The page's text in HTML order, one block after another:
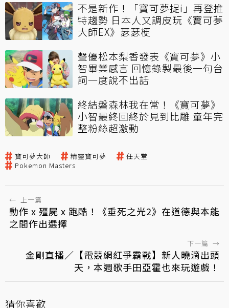
不是新作！「寶可夢捉i」再登推
特趨勢 日本人又調皮玩《寶可夢
大師EX》瑟瑟梗
聲優松本梨香發表《寶可夢》小
智畢業感言 回憶錄製最後一句台
詞一度說不出話
終結磐森林我在常！《寶可夢》
小智最終回終於見到比雕 童年完
整粉絲超激動
寶可夢大師 精靈寶可夢
任天堂
Pokemon Masters
← 上一篇
動作 x 殭屍 x 跑酷！《垂死之光2》在道德與本能
之間作出選擇
下一篇 →
金剛直播／【電競網紅爭霸戰】新人曉滴出頭
天，本週歌手田亞霍也來玩遊戲！
猜你喜歡